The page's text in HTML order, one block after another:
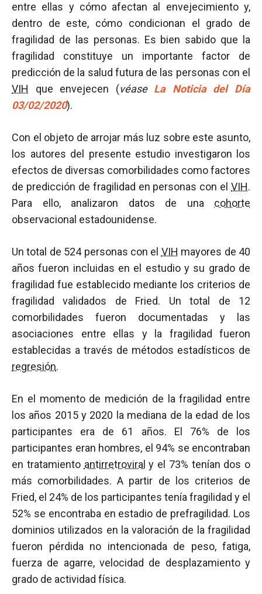
entre ellas y cómo afectan al envejecimiento y,
dentro de este, cómo condicionan el grado de
fragilidad de las personas. Es bien sabido que la
fragilidad constituye un importante factor de
predicción de la salud futura de las personas con el
VIH que envejecen (véase La Noticia del Día
03/02/2020).
Con el objeto de arrojar más luz sobre este asunto,
los autores del presente estudio investigaron los
efectos de diversas comorbilidades como factores
de predicción de fragilidad en personas con el VIH.
Para ello, analizaron datos de una cohorte
observacional estadounidense.
Un total de 524 personas con el VIH mayores de 40
años fueron incluidas en el estudio y su grado de
fragilidad fue establecido mediante los criterios de
fragilidad validados de Fried. Un total de 12
comorbilidades fueron documentadas y las
asociaciones entre ellas y la fragilidad fueron
establecidas a través de métodos estadísticos de
regresión.
En el momento de medición de la fragilidad entre
los años 2015 y 2020 la mediana de la edad de los
participantes era de 61 años. El 76% de los
participantes eran hombres, el 94% se encontraban
en tratamiento antirretroviral y el 73% tenían dos o
más comorbilidades. A partir de los criterios de
Fried, el 24% de los participantes tenía fragilidad y el
52% se encontraba en estadio de prefragilidad. Los
dominios utilizados en la valoración de la fragilidad
fueron pérdida no intencionada de peso, fatiga,
fuerza de agarre, velocidad de desplazamiento y
grado de actividad física.